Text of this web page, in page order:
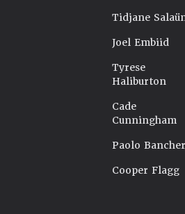
Tidjane
Joel Embiid
Tyrese
Haliburton
Cade
Cunningham
Paolo
Cooper Flagg